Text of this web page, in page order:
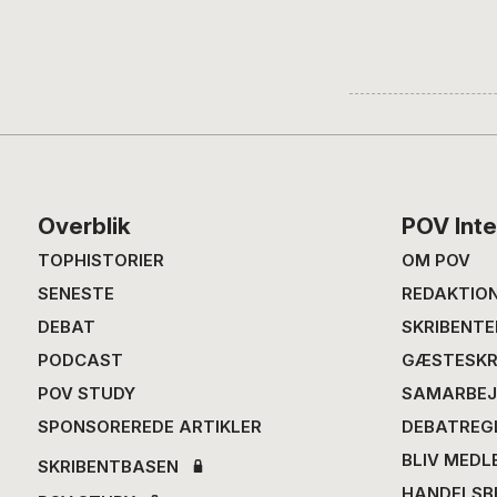
Footer
Overblik
TOPHISTORIER
SENESTE
DEBAT
PODCAST
POV STUDY
SPONSOREREDE ARTIKLER
SKRIBENTBASEN
POV
OM POV
BLIV